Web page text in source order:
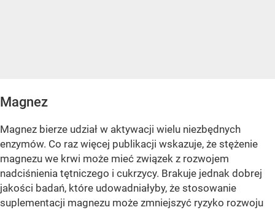
Magnez
Magnez bierze udział w aktywacji wielu niezbędnych
enzymów. Co raz więcej publikacji wskazuje, że stężenie
magnezu we krwi może mieć związek z rozwojem
nadciśnienia tętniczego i cukrzycy. Brakuje jednak dobrej
jakości badań, które udowadniałyby, że stosowanie
suplementacji magnezu może zmniejszyć ryzyko rozwoju